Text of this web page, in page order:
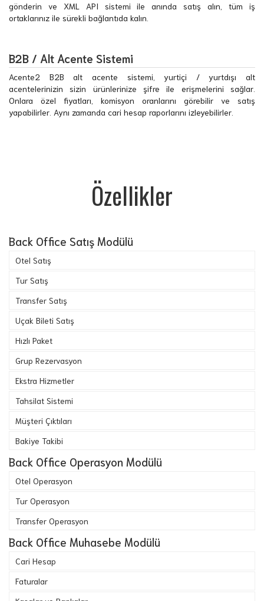
gönderin ve XML API sistemi ile anında satış alın, tüm iş
ortaklarınız ile sürekli bağlantıda kalın.
B2B / Alt Acente Sistemi
Acente2 B2B alt acente sistemi, yurtiçi / yurtdışı alt
acentelerinizin sizin ürünlerinize şifre ile erişmelerini sağlar.
Onlara özel fiyatları, komisyon oranlarını görebilir ve satış
yapabilirler. Aynı zamanda cari hesap raporlarını izleyebilirler.
Özellikler
Back Office Satış Modülü
Otel Satış
Tur Satış
Transfer Satış
Uçak Bileti Satış
Hızlı Paket
Grup Rezervasyon
Ekstra Hizmetler
Tahsilat Sistemi
Müşteri Çıktıları
Bakiye Takibi
Back Office Operasyon Modülü
Otel Operasyon
Tur Operasyon
Transfer Operasyon
Back Office Muhasebe Modülü
Cari Hesap
Faturalar